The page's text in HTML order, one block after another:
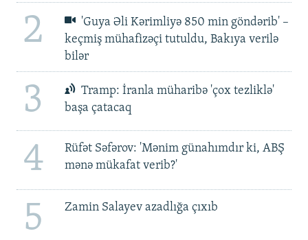
2
'Guya Əli Kərimliyə 850 min göndərib' –
keçmiş mühafizəçi tutuldu, Bakıya verilə
bilər
3
Tramp: İranla müharibə 'çox tezliklə'
başa çatacaq
4
Rüfət Səfərov: 'Mənim günahımdır ki, ABŞ
mənə mükafat verib?'
5 Zamin Salayev azadlığa çıxıb